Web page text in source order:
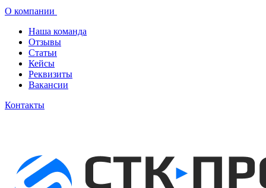
О компании
Наша команда
Отзывы
Статьи
Кейсы
Реквизиты
Вакансии
Контакты